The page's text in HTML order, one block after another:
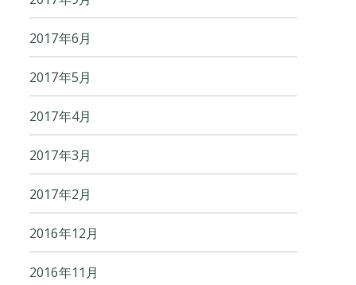
2017年6月
2017年5月
2017年4月
2017年3月
2017年2月
2016年12月
2016年11月